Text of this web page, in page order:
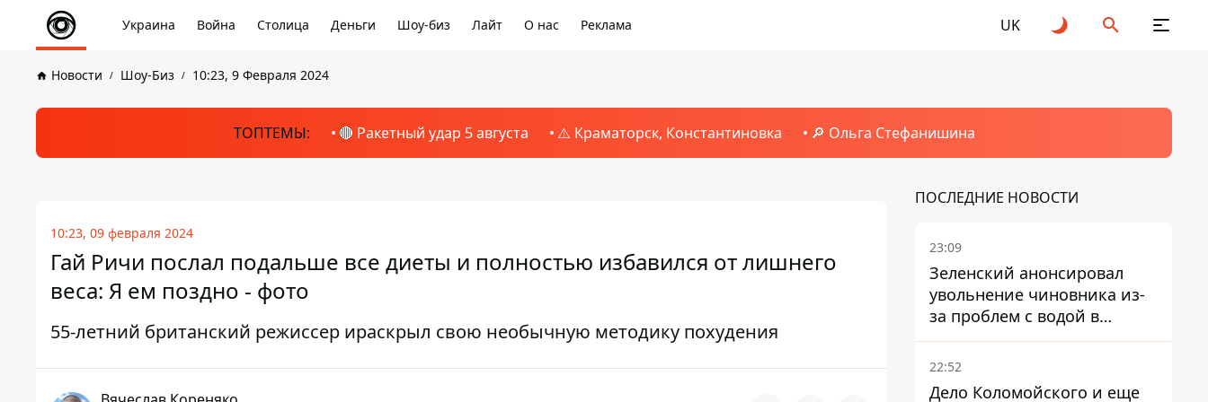
Украина Война Столица Деньги Шоу-биз Лайт О нас Реклама UK
Новости Шоу-Биз 10:23, 9 Февраля 2024
ТОПТЕМЫ: 🔴 Ракетный удар 5 августа ⚠️ Краматорск, Константиновка 🔎 Ольга Стефанишина
10:23, 09 февраля 2024
Гай Ричи послал подальше все диеты и полностью избавился от лишнего
веса: Я ем поздно - фото
55-летний британский режиссер ираскрыл свою необычную методику похудения
ПОСЛЕДНИЕ НОВОСТИ
23:09
Зеленский анонсировал
увольнение чиновника из-
за проблем с водой в
Марганце
22:52
Дело Коломойского и еще